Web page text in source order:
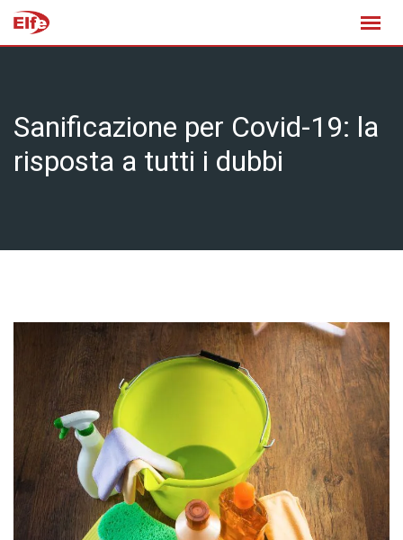
Skip
Sanificazione per Covid-19: la
risposta a tutti i dubbi